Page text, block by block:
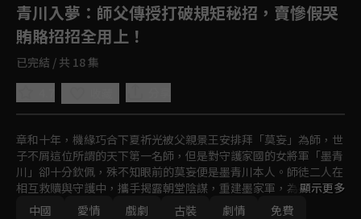
青川入夢 ：師父傳授打破規矩秘招，賣慘假哭
賄賂招招全用上！
已完結 / 共 18 集
章和十年，機緣巧合下夏祈光被父親景王安排拜「莫妄」為師，世
子不屑這位所謂的天下第一名師，但是對守護家國的女將軍「墨青
川」卻十分欽佩，殊不知眼前的莫妄便是墨青川本人。師徒二人在
相互救贖與守護中，攜手揭露朝堂陰謀，重建墨家軍，為英雄隊伍
正名。
顯示更多
中國
愛情 戲劇 古裝 劇情
免費